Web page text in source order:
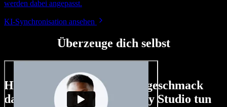
werden dabei angepasst.
KI-Synchronisation ansehen
Überzeuge dich selbst
Hier ist nur ein kleiner Vorgeschmack
darauf, was du mit Speechify Studio tun